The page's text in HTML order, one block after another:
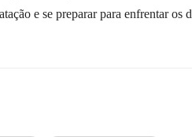
e se preparar para enfrentar os